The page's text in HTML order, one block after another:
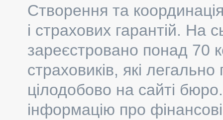
Створення та
і страхових гарантій. На
зареєстровано понад 70
страховиків, які
цілодобово на сайті
інформацію про фінансові